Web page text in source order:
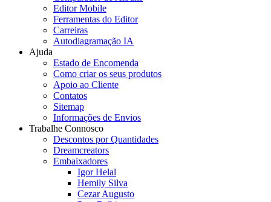
Editor Mobile
Ferramentas do Editor
Carreiras
Autodiagramação IA
Ajuda
Estado de Encomenda
Como criar os seus produtos
Apoio ao Cliente
Contatos
Sitemap
Informações de Envios
Trabalhe Connosco
Descontos por Quantidades
Dreamcreators
Embaixadores
Igor Helal
Hemily Silva
Cezar Augusto